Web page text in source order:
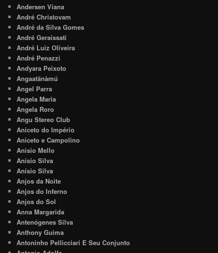
Andersen Viana
André Christovam
André da Silva Gomes
André Geraissati
André Luiz Oliveira
André Penazzi
Andyara Peixoto
Angaatãnàmú
Angel Parra
Angela Maria
Angela Roro
Angu Stereo Club
Aniceto do Império
Aniceto e Campolino
Anisio Mello
Anisio Silva
Anísio Silva
Anjos da Noite
Anjos do Inferno
Anjos do Sol
Anna Margarida
Antenógenes Silva
Anthony Guima
Antoninho Pellicciari E Seu Conjunto